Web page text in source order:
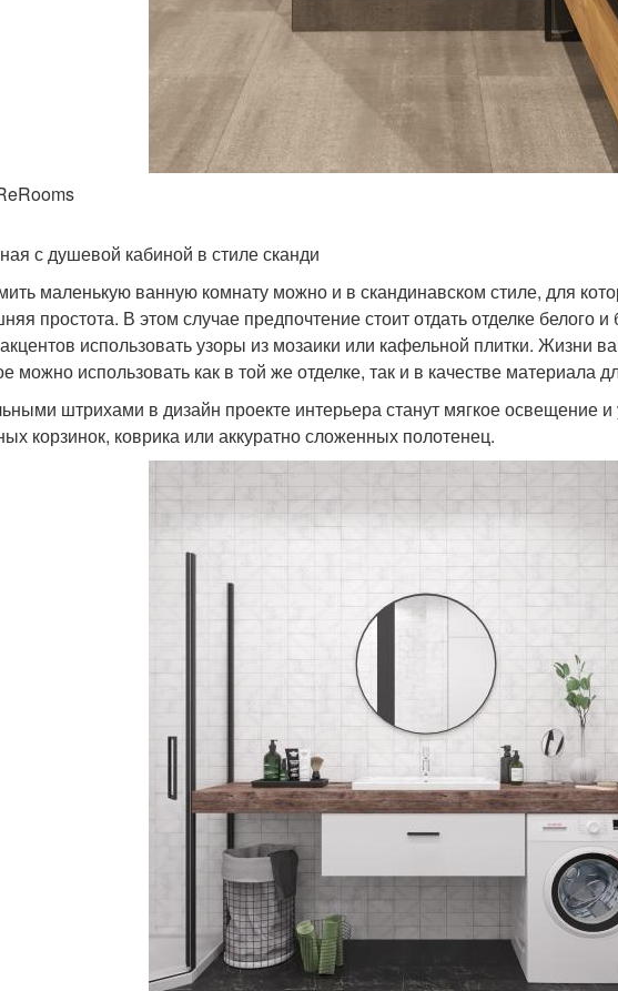
с душевой кабиной в стиле сканди
маленькую ванную комнату можно и в скандинавском стиле, для
простота. В этом случае предпочтение стоит отдать отделке белого
использовать узоры из мозаики или кафельной плитки. Жизни
можно использовать как в той же отделке, так и в качестве материала
штрихами в дизайн проекте интерьера станут мягкое освещение
корзинок, коврика или аккуратно сложенных полотенец.